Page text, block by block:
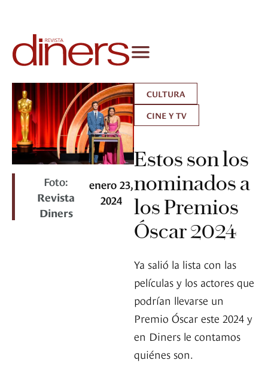
Foto:
Revista
Diners
enero 23,
2024
CULTURA
CINE Y TV
Estos son los
nominados a
los Premios
Óscar 2024
Ya salió la lista con las
películas y los actores que
podrían llevarse un
Premio Óscar este 2024 y
en Diners le contamos
quiénes son.